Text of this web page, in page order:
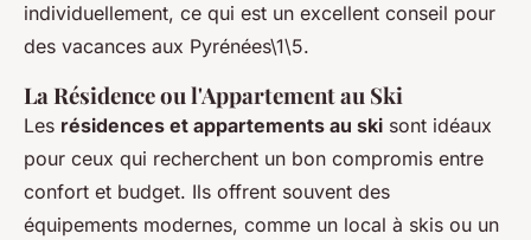
individuellement, ce qui est un excellent conseil pour
des vacances aux Pyrénées\1\5.
La Résidence ou l'Appartement au Ski
Les résidences et appartements au ski sont idéaux
pour ceux qui recherchent un bon compromis entre
confort et budget. Ils offrent souvent des
équipements modernes, comme un local à skis ou un